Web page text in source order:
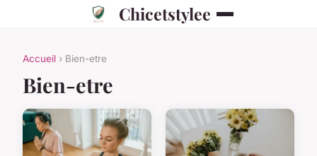
Chicetstylee
Accueil › Bien-etre
Bien-etre